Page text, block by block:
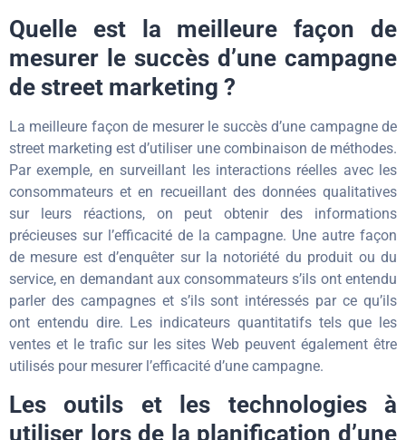
Quelle est la meilleure façon de
mesurer le succès d’une campagne
de street marketing ?
La meilleure façon de mesurer le succès d’une campagne de
street marketing est d’utiliser une combinaison de méthodes.
Par exemple, en surveillant les interactions réelles avec les
consommateurs et en recueillant des données qualitatives
sur leurs réactions, on peut obtenir des informations
précieuses sur l’efficacité de la campagne. Une autre façon
de mesure est d’enquêter sur la notoriété du produit ou du
service, en demandant aux consommateurs s’ils ont entendu
parler des campagnes et s’ils sont intéressés par ce qu’ils
ont entendu dire. Les indicateurs quantitatifs tels que les
ventes et le trafic sur les sites Web peuvent également être
utilisés pour mesurer l’efficacité d’une campagne.
Les outils et les technologies à
utiliser lors de la planification d’une